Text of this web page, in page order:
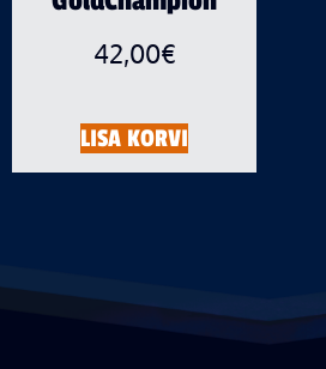
42,00€
LISA KORVI